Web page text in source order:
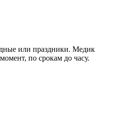
или праздники. Медик
по срокам до часу.